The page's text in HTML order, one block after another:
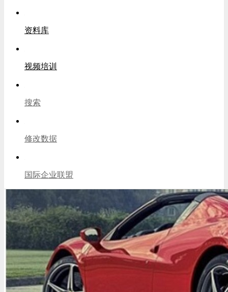
资料库
视频培训
搜索
修改数据
国际企业联盟